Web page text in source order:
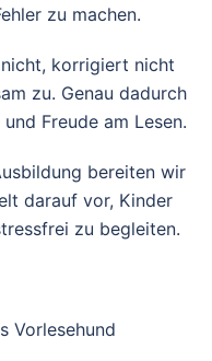
zu machen.
korrigiert nicht
zu. Genau dadurch
Freude am Lesen.
bereiten wir
darauf vor, Kinder
zu begleiten.
Vorlesehund